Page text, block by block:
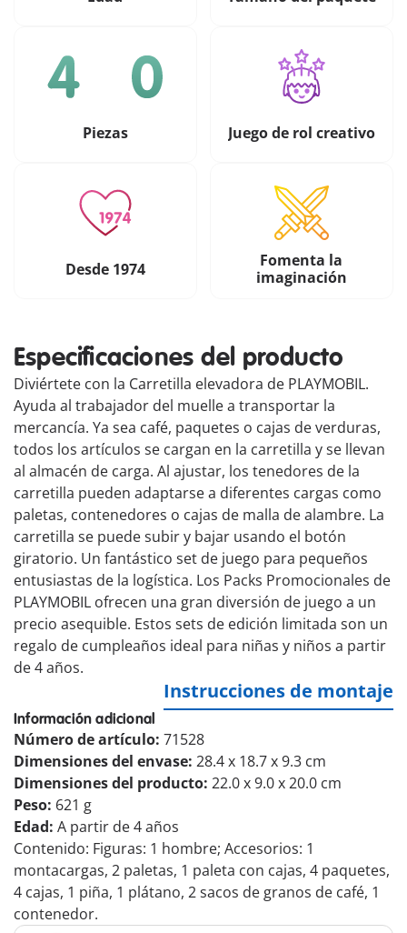
Piezas Juego de rol creativo
Desde 1974
Fomenta la
imaginación
Especificaciones del producto
Diviértete con la Carretilla elevadora de PLAYMOBIL.
Ayuda al trabajador del muelle a transportar la
mercancía. Ya sea café, paquetes o cajas de verduras,
todos los artículos se cargan en la carretilla y se llevan
al almacén de carga. Al ajustar, los tenedores de la
carretilla pueden adaptarse a diferentes cargas como
paletas, contenedores o cajas de malla de alambre. La
carretilla se puede subir y bajar usando el botón
giratorio. Un fantástico set de juego para pequeños
entusiastas de la logística. Los Packs Promocionales de
PLAYMOBIL ofrecen una gran diversión de juego a un
precio asequible. Estos sets de edición limitada son un
regalo de cumpleaños ideal para niñas y niños a partir
de 4 años.
Instrucciones de montaje
Información adicional
Número de artículo: 71528
Dimensiones del envase: 28.4 x 18.7 x 9.3 cm
Dimensiones del producto: 22.0 x 9.0 x 20.0 cm
Peso: 621 g
Edad: A partir de 4 años
Contenido: Figuras: 1 hombre; Accesorios: 1
montacargas, 2 paletas, 1 paleta con cajas, 4 paquetes,
4 cajas, 1 piña, 1 plátano, 2 sacos de granos de café, 1
contenedor.